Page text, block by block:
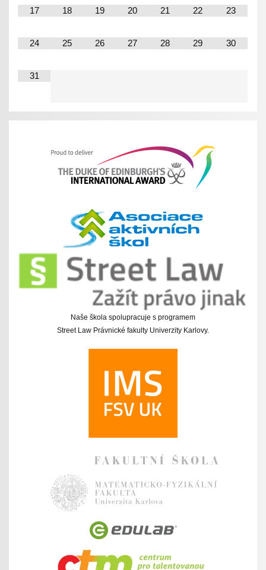
17 18 19 20 21 22 23
24 25 26 27 28 29 30
31
Naše škola spolupracuje s programem
Street Law Právnické fakulty Univerzity Karlovy.